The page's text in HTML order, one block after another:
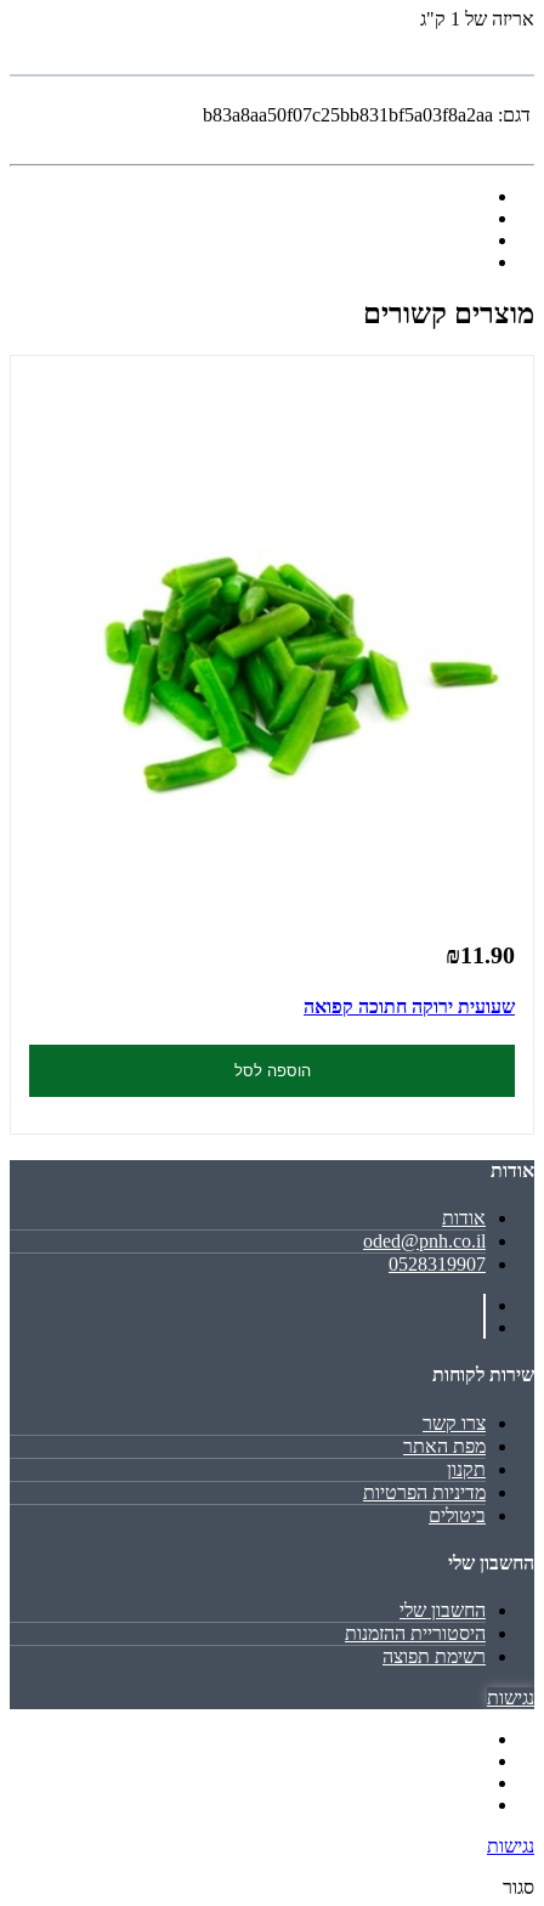
אריזה של 1 ק"ג
דגם: b83a8aa50f07c25bb831bf5a03f8a2aa
מוצרים קשורים
₪11.90
שעועית ירוקה חתוכה קפואה
הוספה לסל
אודות
אודות
oded@pnh.co.il
0528319907
שירות לקוחות
צרו קשר
מפת האתר
תקנון
מדיניות הפרטיות
ביטולים
החשבון שלי
החשבון שלי
היסטוריית ההזמנות
רשימת תפוצה
נגישות
נגישות
סגור